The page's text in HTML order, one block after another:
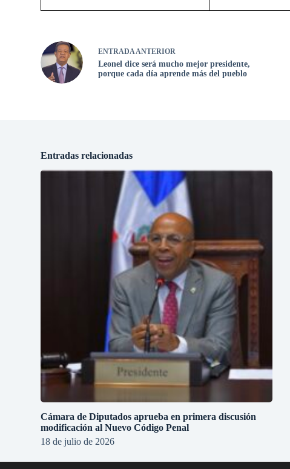
ENTRADAANTERIOR
Leonel dice será mucho mejor presidente,
porque cada día aprende más del pueblo
Entradas relacionadas
Cámara de Diputados aprueba en primera discusión
modificación al Nuevo Código Penal
18 de julio de 2026